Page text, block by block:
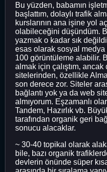
Bu yüzden, babamın
başlattım, dolaylı trafik
kurslarının ana işine yol
olabileceğini düşündüm.
yazmak o kadar sık
esas olarak sosyal medya
100 görüntüleme alabilir.
almak için çalıştım,
sitelerinden, özellikle
son derece zor. Siteler
bağlantı yok ya da web
almıyorum. Eşzamanlı
Tandem, Hazırlık vb.
tarafından organik geri
sonucu alacaklar.
~ 30-40 topikal olarak
bile, bazı organik
devlerin önünde süper